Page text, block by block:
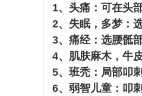
1、头痛：可在头
2、失眠，多梦：
3、痛经：选腰骶
4、肌肤麻木，牛
5、班秃：局部叩
6、弱智儿童：叩